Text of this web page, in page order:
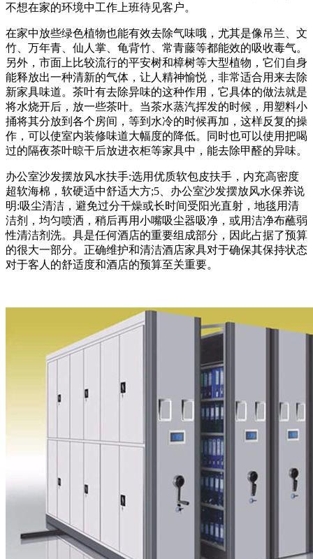
不想在家的环境中工作上班待见客户。
在家中放些绿色植物也能有效去除气味哦，尤其是像吊兰、文
竹、万年青、仙人掌、龟背竹、常青藤等都能效的吸收毒气。
另外，市面上比较流行的平安树和樟树等大型植物，它们自身
能释放出一种清新的气体，让人精神愉悦，非常适合用来去除
新家具味道。茶叶有去除异味的这种作用，它具体的做法就是
将水烧开后，放一些茶叶。当茶水蒸汽挥发的时候，用塑料小
捅将其分放到各个房间，等到水冷的时候再加，这样反复的操
作，可以使室内装修味道大幅度的降低。同时也可以使用把喝
过的隔夜茶叶晾干后放进衣柜等家具中，能去除甲醛的异味。
办公室沙发摆放风水扶手:选用优质软包皮扶手，内充高密度
超软海棉，软硬适中舒适大方;5、办公室沙发摆放风水保养说
明:吸尘清洁，避免过分干燥或长时间受阳光直射，地毯用清
洁剂，均匀喷洒，稍后再用小嘴吸尘器吸净，或用洁净布蘸弱
性清洁剂洗。具是任何酒店的重要组成部分，因此占据了预算
的很大一部分。正确维护和清洁酒店家具对于确保其保持状态
对于客人的舒适度和酒店的预算至关重要。